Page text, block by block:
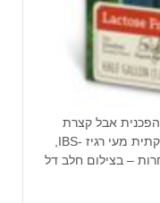
אבל קצרת
– בצילום חלב דל